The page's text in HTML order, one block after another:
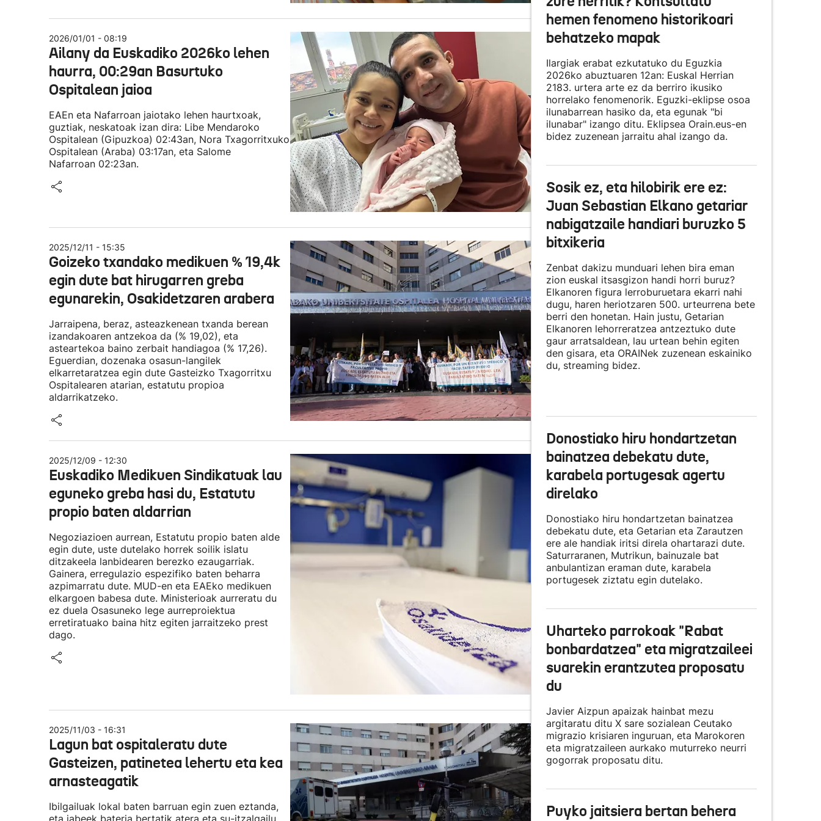
2026/01/01 - 08:19
Ailany da Euskadiko 2026ko lehen
haurra, 00:29an Basurtuko
Ospitalean jaioa
EAEn eta Nafarroan jaiotako lehen haurtxoak,
guztiak, neskatoak izan dira: Libe Mendaroko
Ospitalean (Gipuzkoa) 02:43an, Nora Txagorritxuko
Ospitalean (Araba) 03:17an, eta Salome
Nafarroan 02:23an.
2025/12/11 - 15:35
Goizeko txandako medikuen % 19,4k
egin dute bat hirugarren greba
egunarekin, Osakidetzaren arabera
Jarraipena, beraz, asteazkenean txanda berean
izandakoaren antzekoa da (% 19,02), eta
asteartekoa baino zerbait handiagoa (% 17,26).
Eguerdian, dozenaka osasun-langilek
elkarretaratzea egin dute Gasteizko Txagorritxu
Ospitalearen atarian, estatutu propioa
aldarrikatzeko.
2025/12/09 - 12:30
Euskadiko Medikuen Sindikatuak lau
eguneko greba hasi du, Estatutu
propio baten aldarrian
Negoziazioen aurrean, Estatutu propio baten alde
egin dute, uste dutelako horrek soilik islatu
ditzakeela lanbidearen berezko ezaugarriak.
Gainera, erregulazio espezifiko baten beharra
azpimarratu dute. MUD-en eta EAEko medikuen
elkargoen babesa dute. Ministerioak aurreratu du
ez duela Osasuneko lege aurreproiektua
erretiratuako baina hitz egiten jarraitzeko prest
dago.
2025/11/03 - 16:31
Lagun bat ospitaleratu dute
Gasteizen, patinetea lehertu eta kea
arnasteagatik
Ibilgailuak lokal baten barruan egin zuen eztanda,
eta jabeek bateria bertatik atera eta su-itzalgailu
hemen fenomeno historikoari
behatzeko mapak
Ilargiak erabat ezkutatuko du Eguzkia
2026ko abuztuaren 12an: Euskal Herrian
2183. urtera arte ez da berriro ikusiko
horrelako fenomenorik. Eguzki-eklipse osoa
ilunabarrean hasiko da, eta egunak "bi
ilunabar" izango ditu. Eklipsea Orain.eus-en
bidez zuzenean jarraitu ahal izango da.
Sosik ez, eta hilobirik ere ez:
Juan Sebastian Elkano getariar
nabigatzaile handiari buruzko 5
bitxikeria
Zenbat dakizu munduari lehen bira eman
zion euskal itsasgizon handi horri buruz?
Elkanoren figura lerroburuetara ekarri nahi
dugu, haren heriotzaren 500. urteurrena bete
berri den honetan. Hain justu, Getarian
Elkanoren lehorreratzea antzeztuko dute
gaur arratsaldean, lau urtean behin egiten
den gisara, eta ORAINek zuzenean eskainiko
du, streaming bidez.
Donostiako hiru hondartzetan
bainatzea debekatu dute,
karabela portugesak agertu
direlako
Donostiako hiru hondartzetan bainatzea
debekatu dute, eta Getarian eta Zarautzen
ere ale handiak iritsi direla ohartarazi dute.
Saturraranen, Mutrikun, bainuzale bat
anbulantizan eraman dute, karabela
portugesek ziztatu egin dutelako.
Uharteko parrokoak "Rabat
bonbardatzea" eta migratzaileei
suarekin erantzutea proposatu
du
Javier Aizpun apaizak hainbat mezu
argitaratu ditu X sare sozialean Ceutako
migrazio krisiaren inguruan, eta Marokoren
eta migratzaileen aurkako muturreko neurri
gogorrak proposatu ditu.
Puyko jaitsiera bertan behera